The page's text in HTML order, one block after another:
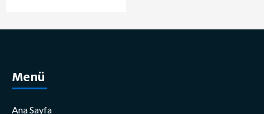
Menü
Ana Sayfa